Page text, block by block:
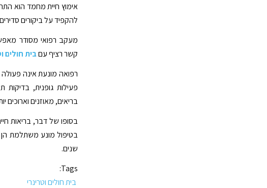
אימוץ חיית מחמד הוא
להקפיד על ביקורים
מעקב רפואי מסודר
קשר רציף עםבית חולים
רפואה מונעת אינה
פעילות גופנית, בדיקות
בריאים, מאוזנים וארוכים
בסופו של דבר, בריאות
בטיפול מונע משתלמת הן
שנים.
Tags:
בית חולים וטרינרי